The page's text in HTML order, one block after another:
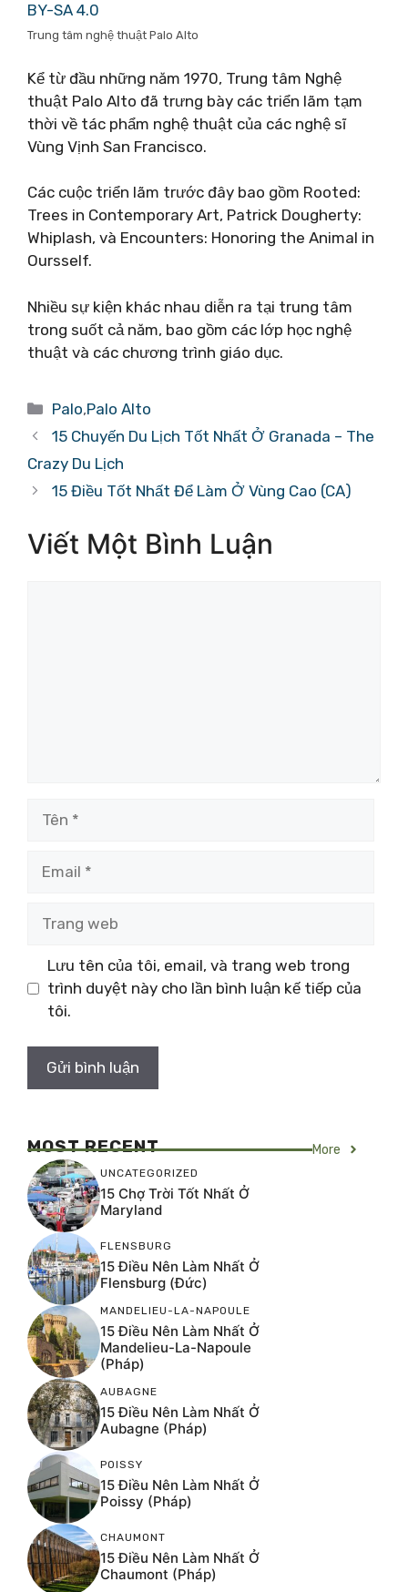
BY-SA 4.0
Trung tâm nghệ thuật Palo Alto
Kể từ đầu những năm 1970, Trung tâm Nghệ
thuật Palo Alto đã trưng bày các triển lãm tạm
thời về tác phẩm nghệ thuật của các nghệ sĩ
Vùng Vịnh San Francisco.
Các cuộc triển lãm trước đây bao gồm Rooted:
Trees in Contemporary Art, Patrick Dougherty:
Whiplash, và Encounters: Honoring the Animal in
Oursself.
Nhiều sự kiện khác nhau diễn ra tại trung tâm
trong suốt cả năm, bao gồm các lớp học nghệ
thuật và các chương trình giáo dục.
Danh
mục
Palo,Palo Alto
15 Chuyến Du Lịch Tốt Nhất Ở Granada – The
Crazy Du Lịch
15 Điều Tốt Nhất Để Làm Ở Vùng Cao (CA)
Viết Một Bình Luận
Lưu tên của tôi, email, và trang web trong
trình duyệt này cho lần bình luận kế tiếp của
tôi.
MOST RECENT More
UNCATEGORIZED
15 Chợ Trời Tốt Nhất Ở
Maryland
FLENSBURG
15 Điều Nên Làm Nhất Ở
Flensburg (Đức)
MANDELIEU-LA-NAPOULE
15 Điều Nên Làm Nhất Ở
Mandelieu-La-Napoule
(Pháp)
AUBAGNE
15 Điều Nên Làm Nhất Ở
Aubagne (Pháp)
POISSY
15 Điều Nên Làm Nhất Ở
Poissy (Pháp)
CHAUMONT
15 Điều Nên Làm Nhất Ở
Chaumont (Pháp)